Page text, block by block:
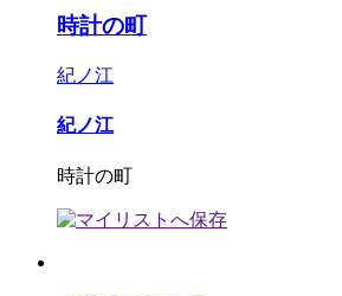
時計の町
紀ノ江
紀ノ江
時計の町